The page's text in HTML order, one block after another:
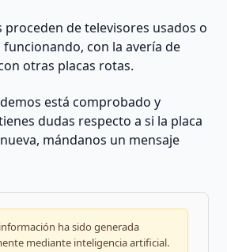
proceden de televisores usados o
funcionando, con la avería de
otras placas rotas.
está comprobado y
dudas respecto a si la placa
mándanos un mensaje
ha sido generada
mediante inteligencia artificial.